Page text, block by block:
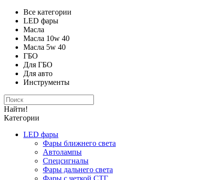
Все категории
LED фары
Масла
Масла 10w 40
Масла 5w 40
ГБО
Для ГБО
Для авто
Инструменты
Найти!
Категории
LED фары
Фары ближнего света
Автолампы
Спецсигналы
Фары дальнего света
Фары с четкой СТГ